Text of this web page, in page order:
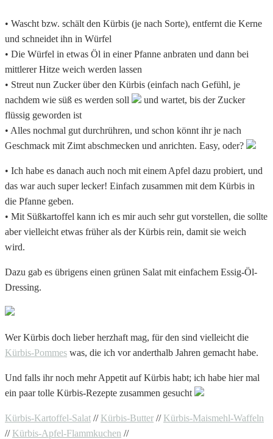
• Wascht bzw. schält den Kürbis (je nach Sorte), entfernt die Kerne
und schneidet ihn in Würfel
• Die Würfel in etwas Öl in einer Pfanne anbraten und dann bei
mittlerer Hitze weich werden lassen
• Streut nun Zucker über den Kürbis (einfach nach Gefühl, je
nachdem wie süß es werden soll
und wartet, bis der Zucker
flüssig geworden ist
• Alles nochmal gut durchrühren, und schon könnt ihr je nach
Geschmack mit Zimt abschmecken und anrichten. Easy, oder?
• Ich habe es danach auch noch mit einem Apfel dazu probiert, und
das war auch super lecker! Einfach zusammen mit dem Kürbis in
die Pfanne geben.
• Mit Süßkartoffel kann ich es mir auch sehr gut vorstellen, die sollte
aber vielleicht etwas früher als der Kürbis rein, damit sie weich
wird.
Dazu gab es übrigens einen grünen Salat mit einfachem Essig-Öl-
Dressing.
Wer Kürbis doch lieber herzhaft mag, für den sind vielleicht die
Kürbis-Pommes was, die ich vor anderthalb Jahren gemacht habe.
Und falls ihr noch mehr Appetit auf Kürbis habt; ich habe hier mal
ein paar tolle Kürbis-Rezepte zusammen gesucht
Kürbis-Kartoffel-Salat // Kürbis-Butter // Kürbis-Maismehl-Waffeln
// Kürbis-Apfel-Flammkuchen //